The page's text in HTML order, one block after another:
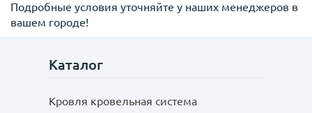
Подробные условия уточняйте у наших менеджеров в
вашем городе!
Каталог
Кровля кровельная система